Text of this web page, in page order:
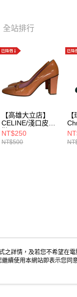
全站排行
【高雄大立店】
CELINE/淺口皮
鞋/381/2/
NT$250
NT$500
鞋
詳情，及若您不希望在
繼續使用本網站即表示您同